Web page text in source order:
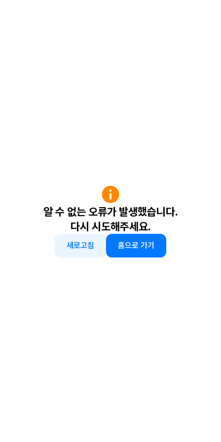
알 수 없는 오류가 발생했습니다.
다시 시도해주세요.
새로고침 홈으로 가기